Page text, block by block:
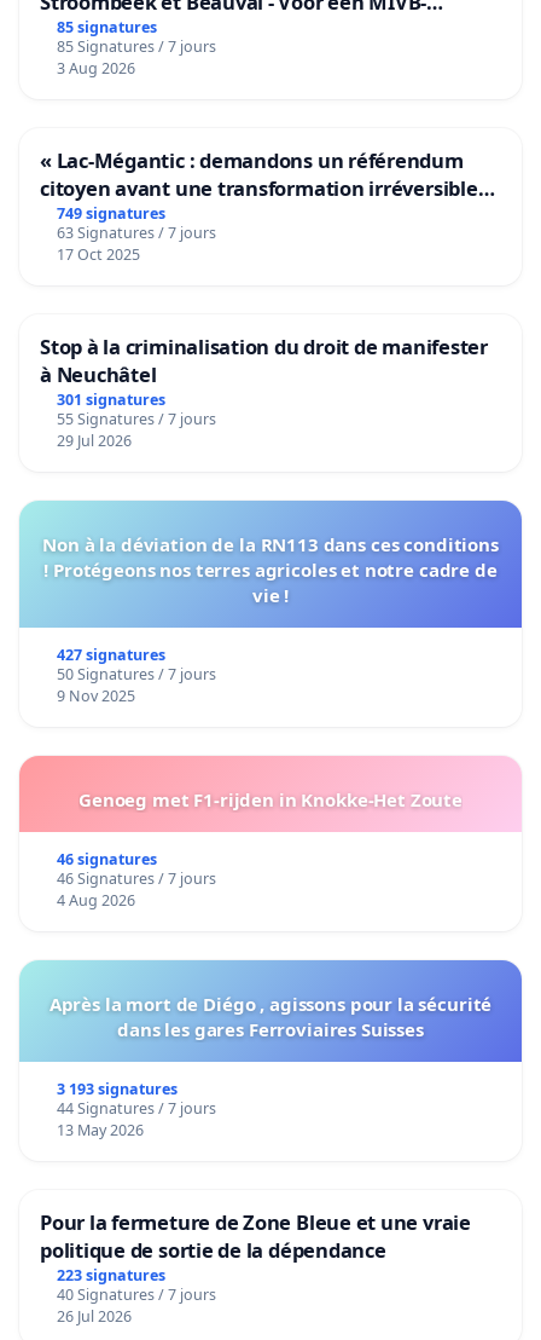
bediening van de wijken Strombeek en Het
Voor
85 signatures
85 Signatures / 7 jours
3 Aug 2026
« Lac-Mégantic : demandons un référendum
citoyen avant une transformation irréversible
de notre territoire »
749 signatures
63 Signatures / 7 jours
17 Oct 2025
Stop à la criminalisation du droit de manifester
à Neuchâtel
301 signatures
55 Signatures / 7 jours
29 Jul 2026
Non à la déviation de la RN113 dans ces conditions
! Protégeons nos terres agricoles et notre cadre de
vie !
427 signatures
50 Signatures / 7 jours
9 Nov 2025
Genoeg met F1-rijden in Knokke-Het Zoute
46 signatures
46 Signatures / 7 jours
4 Aug 2026
Après la mort de Diégo , agissons pour la sécurité
dans les gares Ferroviaires Suisses
3 193 signatures
44 Signatures / 7 jours
13 May 2026
Pour la fermeture de Zone Bleue et une vraie
politique de sortie de la dépendance
223 signatures
40 Signatures / 7 jours
26 Jul 2026